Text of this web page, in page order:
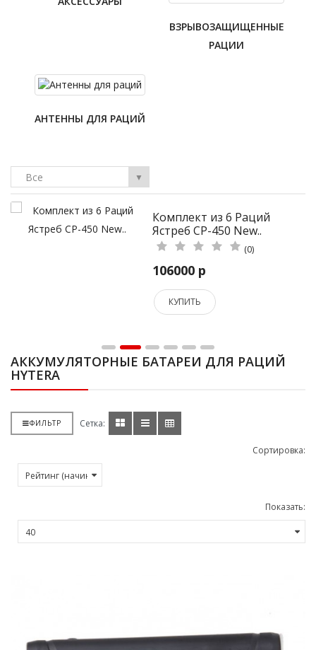
ВЗРЫВОЗАЩИЩЕННЫЕ
РАЦИИ
АНТЕННЫ ДЛЯ РАЦИЙ
Все ▼
Комплект из 6 Раций
Ястреб СР-450 New..
(0)
106000 р
КУПИТЬ
АККУМУЛЯТОРНЫЕ БАТАРЕИ ДЛЯ РАЦИЙ
HYTERA
ФИЛЬТР Сетка:
Сортировка:
Показать: